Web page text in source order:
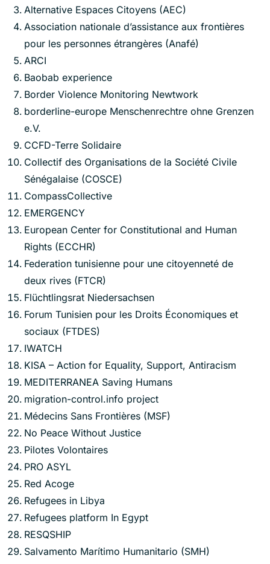
Alternative Espaces Citoyens (AEC)
Association nationale d’assistance aux frontières
pour les personnes étrangères (Anafé)
ARCI
Baobab experience
Border Violence Monitoring Newtwork
borderline-europe Menschenrechtre ohne Grenzen
e.V.
CCFD-Terre Solidaire
Collectif des Organisations de la Société Civile
Sénégalaise (COSCE)
CompassCollective
EMERGENCY
European Center for Constitutional and Human
Rights (ECCHR)
Federation tunisienne pour une citoyenneté de
deux rives (FTCR)
Flüchtlingsrat Niedersachsen
Forum Tunisien pour les Droits Économiques et
sociaux (FTDES)
IWATCH
KISA – Action for Equality, Support, Antiracism
MEDITERRANEA Saving Humans
migration-control.info project
Médecins Sans Frontières (MSF)
No Peace Without Justice
Pilotes Volontaires
PRO ASYL
Red Acoge
Refugees in Libya
Refugees platform In Egypt
RESQSHIP
Salvamento Marítimo Humanitario (SMH)